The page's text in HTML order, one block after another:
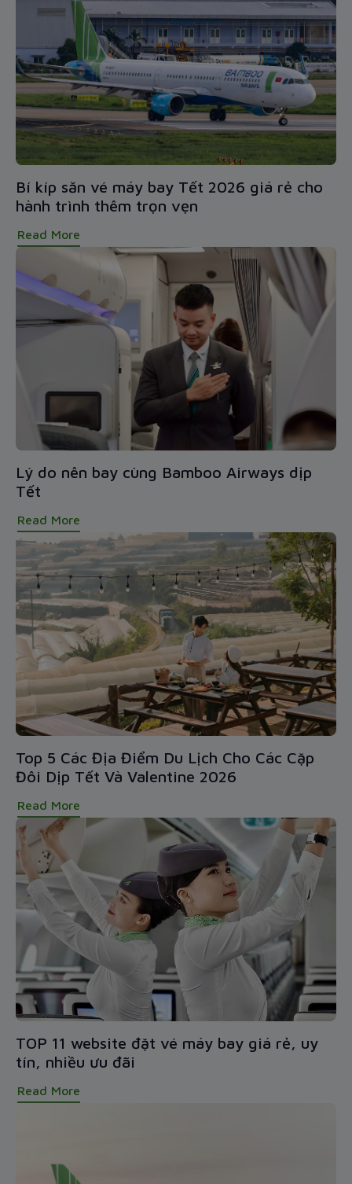
Bí kíp săn vé máy bay Tết 2026 giá rẻ cho
hành trình thêm trọn vẹn
Read More
Lý do nên bay cùng Bamboo Airways dịp
Tết
Read More
Top 5 Các Địa Điểm Du Lịch Cho Các Cặp
Đôi Dịp Tết Và Valentine 2026
Read More
TOP 11 website đặt vé máy bay giá rẻ, uy
tín, nhiều ưu đãi
Read More